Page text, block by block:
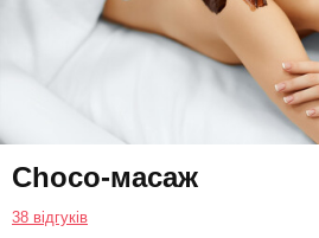
Choco-масаж
38 відгуків